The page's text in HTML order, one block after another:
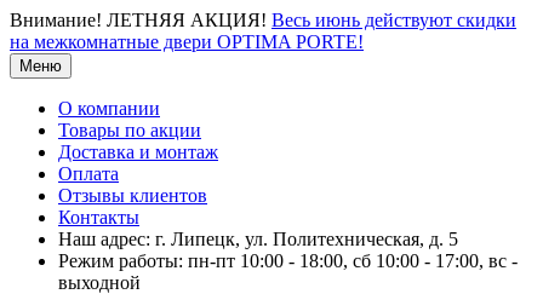
Внимание! ЛЕТНЯЯ АКЦИЯ! Весь июнь действуют скидки
на межкомнатные двери OPTIMA PORTE!
Меню
О компании
Товары по акции
Доставка и монтаж
Оплата
Отзывы клиентов
Контакты
Наш адрес: г. Липецк, ул. Политехническая, д. 5
Режим работы: пн-пт 10:00 - 18:00, сб 10:00 - 17:00, вс -
выходной